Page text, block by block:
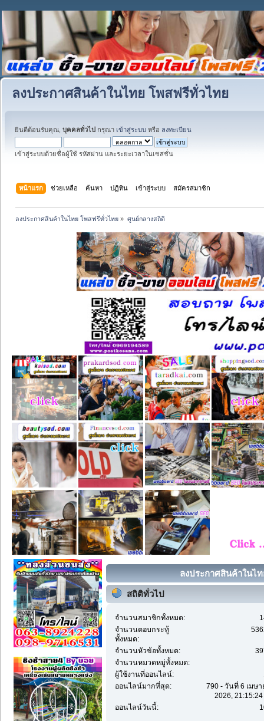
ลงประกาศสินค้าในไทย โพสฟรีทั่วไทย
ยินดีต้อนรับคุณ, บุคคลทั่วไป กรุณา เข้าสู่ระบบ หรือ ลงทะเบียน
เข้าสู่ระบบด้วยชื่อผู้ใช้ รหัสผ่าน และระยะเวลาในเซสชั่น
หน้าแรก ช่วยเหลือ ค้นหา ปฏิทิน เข้าสู่ระบบ สมัครสมาชิก
ลงประกาศสินค้าในไทย โพสฟรีทั่วไทย » ศูนย์กลางสถิติ
ลงประกาศสินค้าในไ
สถิติทั่วไป
จำนวนสมาชิกทั้งหมด:
จำนวนตอบกระทู้
ทั้งหมด:
จำนวนหัวข้อทั้งหมด:
จำนวนหมวดหมู่ทั้งหมด:
ผู้ใช้งานที่ออนไลน์:
ออนไลน์มากที่สุด:
790 - วันที่ 6 เมษ
2026,
ออนไลน์วันนี้: